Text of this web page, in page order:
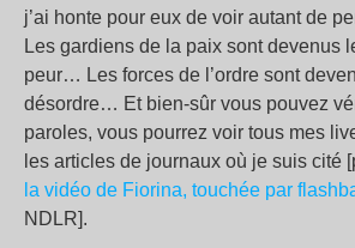
j’ai honte pour eux de voir autant de
Les gardiens de la paix sont devenus
peur… Les forces de l’ordre sont
désordre… Et bien-sûr vous pouvez
paroles, vous pourrez voir tous mes
les articles de journaux où je suis cité
la vidéo de Fiorina, touchée par
NDLR].